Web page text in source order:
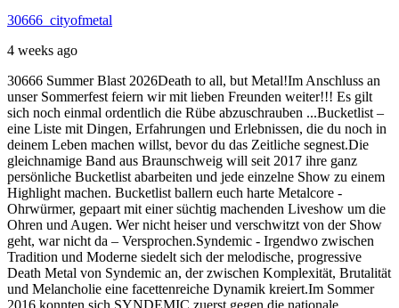
30666_cityofmetal
4 weeks ago
30666 Summer Blast 2026Death to all, but Metal!Im Anschluss an
unser Sommerfest feiern wir mit lieben Freunden weiter!!! Es gilt
sich noch einmal ordentlich die Rübe abzuschrauben ...Bucketlist –
eine Liste mit Dingen, Erfahrungen und Erlebnissen, die du noch in
deinem Leben machen willst, bevor du das Zeitliche segnest.Die
gleichnamige Band aus Braunschweig will seit 2017 ihre ganz
persönliche Bucketlist abarbeiten und jede einzelne Show zu einem
Highlight machen. Bucketlist ballern euch harte Metalcore -
Ohrwürmer, gepaart mit einer süchtig machenden Liveshow um die
Ohren und Augen. Wer nicht heiser und verschwitzt von der Show
geht, war nicht da – Versprochen.Syndemic - Irgendwo zwischen
Tradition und Moderne siedelt sich der melodische, progressive
Death Metal von Syndemic an, der zwischen Komplexität, Brutalität
und Melancholie eine facettenreiche Dynamik kreiert.Im Sommer
2016 konnten sich SYNDEMIC zuerst gegen die nationale